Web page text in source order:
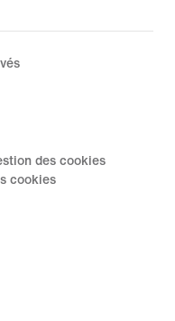
des cookies
cookies